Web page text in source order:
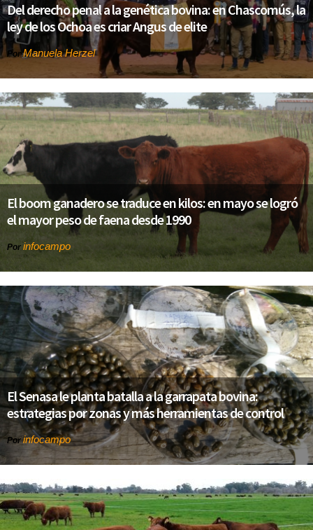
Del derecho penal a la genética bovina: en Chascomús, la
ley de los Ochoa es criar Angus de elite
PorManuela Herzel
El boom ganadero se traduce en kilos: en mayo se logró
el mayor peso de faena desde 1990
Por infocampo
El Senasa le planta batalla a la garrapata bovina:
estrategias por zonas y más herramientas de control
Porinfocampo